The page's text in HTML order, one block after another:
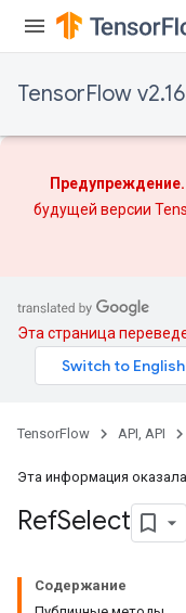
TensorFlow
Предупреждение.
будущей версии
Эта страница
TensorFlow API, API
Эта информация
RefSelect
Содержание